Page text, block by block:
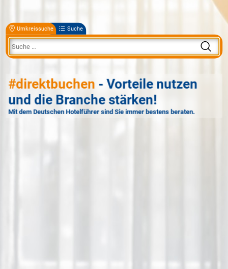
Umkreissuche Suche
#direktbuchen - Vorteile nutzen
und die Branche stärken!
Mit dem Deutschen Hotelführer sind Sie immer bestens beraten.